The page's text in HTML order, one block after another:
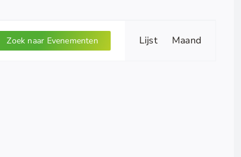
Zoek naar Evenementen
weergaven
Lijst Maand